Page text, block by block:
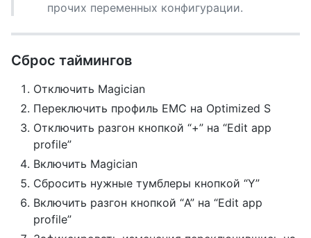
прочих переменных конфигурации.
Сброс таймингов
Отключить Magician
Переключить профиль EMC на Optimized S
Отключить разгон кнопкой “+” на “Edit app
profile”
Включить Magician
Сбросить нужные тумблеры кнопкой “Y”
Включить разгон кнопкой “A” на “Edit app
profile”